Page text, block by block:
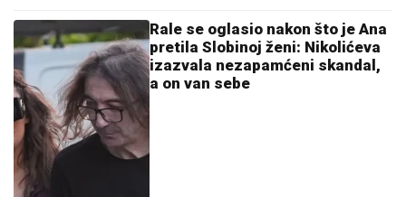
spremna za bokserski spektakl, Srbija
ima 13 aduta